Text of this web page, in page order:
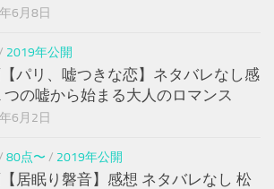
6月8日
2019年公開
パリ、嘘つきな恋】ネタバレなし感
つの嘘から始まる大人のロマンス
6月2日
80点〜 / 2019年公開
居眠り磐音】感想 ネタバレなし 松